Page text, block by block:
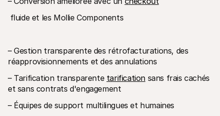
fluide et les Mollie Components
– Gestion transparente des rétrofacturations, des
réapprovisionnements et des annulations
– Tarification transparente tarification sans frais cachés
et sans contrats d'engagement
– Équipes de support multilingues et humaines